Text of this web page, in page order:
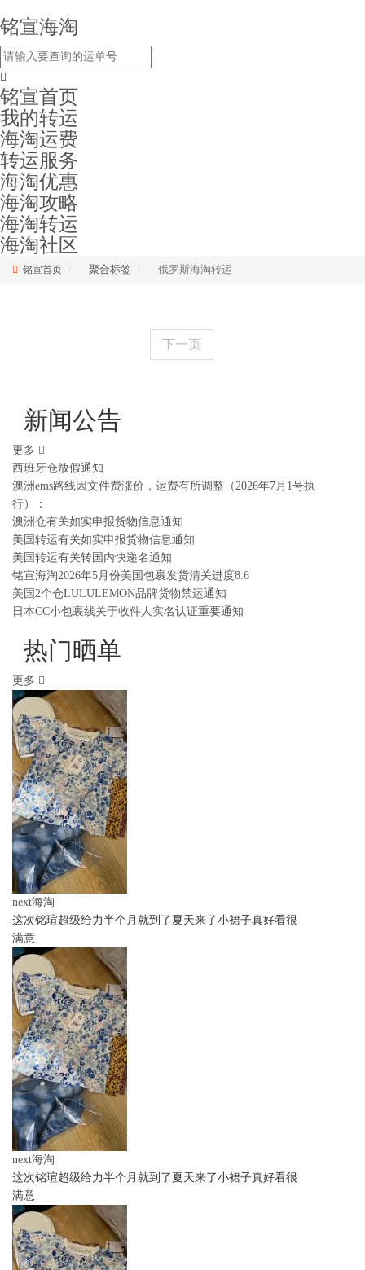
铭宣海淘
铭宣首页
我的转运
海淘运费
转运服务
海淘优惠
海淘攻略
海淘转运
海淘社区
铭宣首页 聚合标签 俄罗斯海淘转运
下一页
新闻公告
更多
西班牙仓放假通知
澳洲ems路线因文件费涨价，运费有所调整（2026年7月1号执
行）：
澳洲仓有关如实申报货物信息通知
美国转运有关如实申报货物信息通知
美国转运有关转国内快递名通知
铭宣海淘2026年5月份美国包裹发货清关进度8.6
美国2个仓LULULEMON品牌货物禁运通知
日本CC小包裹线关于收件人实名认证重要通知
热门晒单
更多
next海淘
这次铭瑄超级给力半个月就到了夏天来了小裙子真好看很
满意
next海淘
这次铭瑄超级给力半个月就到了夏天来了小裙子真好看很
满意